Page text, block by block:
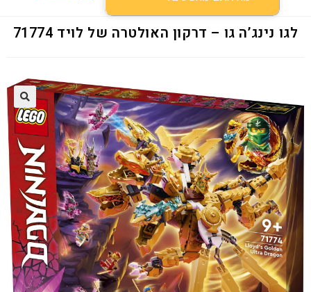
נינג’ה גו – דרקון האולטרה של לויד 71774